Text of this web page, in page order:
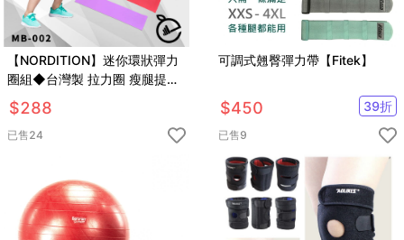
【NORDITION】迷你環狀彈力
圈組◆台灣製 拉力圈 瘦腿提臀
拉力環 健身房 瑜珈 訓練 阻力帶
TRX 多功能 拉筋
$288
已售24
可調式翹臀彈力帶【Fitek】
$450 39折
已售9